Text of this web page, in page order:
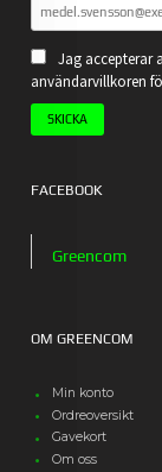
Jag accepterar
användarvillkoren
FACEBOOK
Greencom
OM GREENCOM
Min konto
Ordreoversikt
Gavekort
Om oss